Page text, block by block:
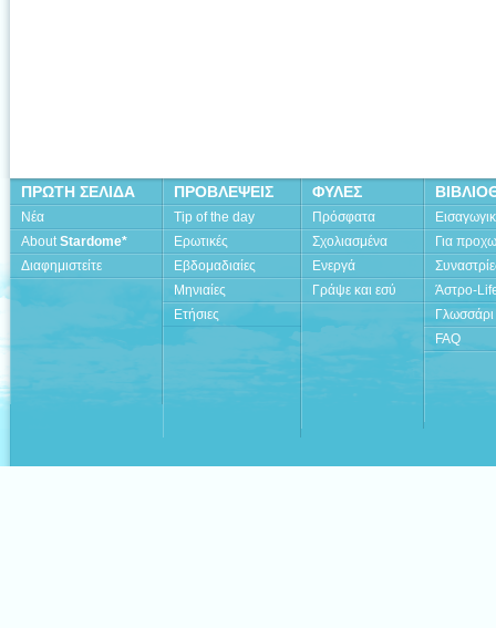
ΠΡΩΤΗ ΣΕΛΙΔΑ
Νέα
AboutStardome*
Διαφημιστείτε
ΠΡΟΒΛΕΨΕΙΣ
Tip of the day
Ερωτικές
Εβδομαδιαίες
Μηνιαίες
Ετήσιες
ΦΥΛΕΣ
Πρόσφατα
Σχολιασμένα
Ενεργά
Γράψε και εσύ
Για
Άστρο-
Γλωσσάρι
FAQ